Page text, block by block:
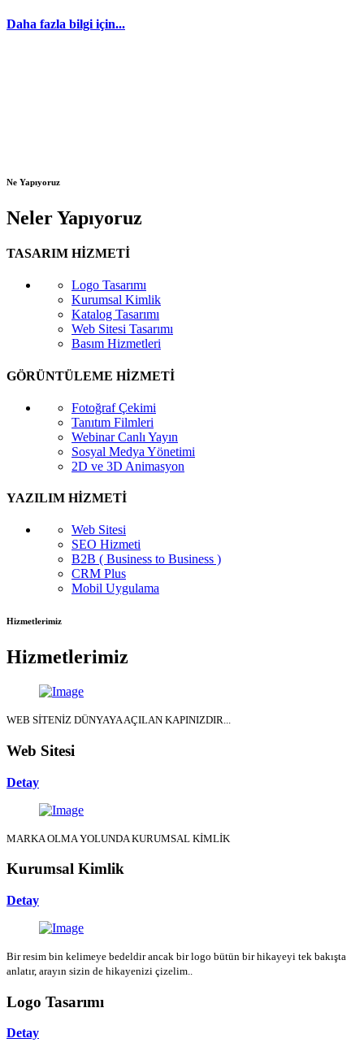
Daha fazla bilgi için...
Ne Yapıyoruz
Neler Yapıyoruz
TASARIM HİZMETİ
Logo Tasarımı
Kurumsal Kimlik
Katalog Tasarımı
Web Sitesi Tasarımı
Basım Hizmetleri
GÖRÜNTÜLEME HİZMETİ
Fotoğraf Çekimi
Tanıtım Filmleri
Webinar Canlı Yayın
Sosyal Medya Yönetimi
2D ve 3D Animasyon
YAZILIM HİZMETİ
Web Sitesi
SEO Hizmeti
B2B ( Business to Business )
CRM Plus
Mobil Uygulama
Hizmetlerimiz
Hizmetlerimiz
WEB SİTENİZ DÜNYAYA AÇILAN KAPINIZDIR...
Web Sitesi
Detay
MARKA OLMA YOLUNDA KURUMSAL KİMLİK
Kurumsal Kimlik
Detay
Bir resim bin kelimeye bedeldir ancak bir logo bütün bir hikayeyi tek bakışta
anlatır, arayın sizin de hikayenizi çizelim..
Logo Tasarımı
Detay